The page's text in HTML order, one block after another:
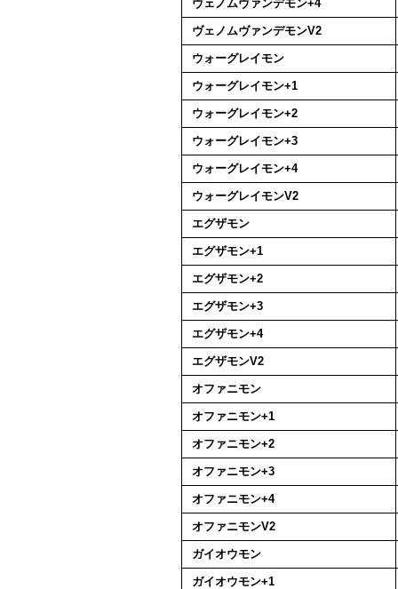
ヴェノムヴァンデモン+4
ヴェノムヴァンデモンV2
ウォーグレイモン
ウォーグレイモン+1
ウォーグレイモン+2
ウォーグレイモン+3
ウォーグレイモン+4
ウォーグレイモンV2
エグザモン
エグザモン+1
エグザモン+2
エグザモン+3
エグザモン+4
エグザモンV2
オファニモン
オファニモン+1
オファニモン+2
オファニモン+3
オファニモン+4
オファニモンV2
ガイオウモン
ガイオウモン+1